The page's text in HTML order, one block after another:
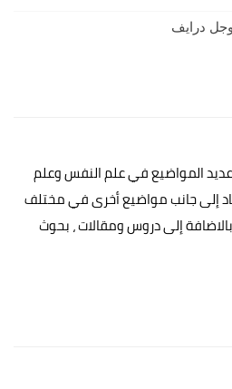
درايف
المواضيع في علم النفس وعلم
إلى جانب مواضيع أخرى في مختلف
بالاضافة إلى دروس ومقالات ، بحوث